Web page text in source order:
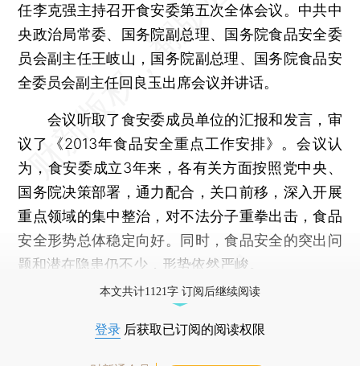
任李克强主持召开食安委第五次全体会议。中共中
央政治局常委、国务院副总理、国务院食品安全委
员会副主任王岐山，国务院副总理、国务院食品安
全委员会副主任回良玉出席会议并讲话。
会议听取了食安委成员单位的汇报和发言，审
议了《2013年食品安全重点工作安排》。会议认
为，食安委成立3年来，各有关方面按照党中央、
国务院决策部署，通力配合，关口前移，深入开展
重点领域的集中整治，对不法分子重拳出击，食品
安全形势总体稳定向好。同时，食品安全的突出问
题和潜在隐患仍不少，形势依然严峻。
本文共计1121字 订阅后继续阅读
登录 后获取已订阅的阅读权限